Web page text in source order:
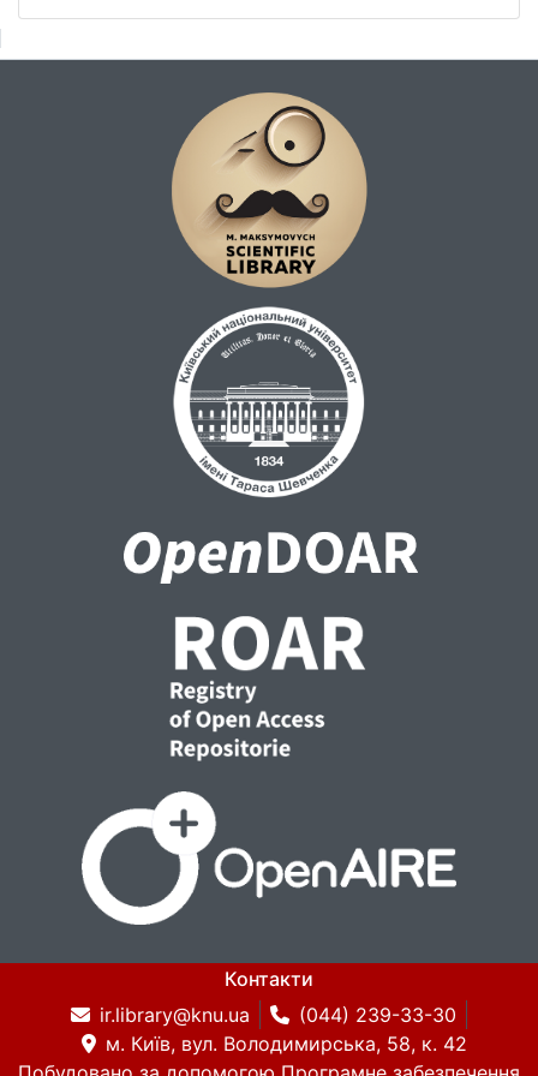
станів; а також перехресних до дискурсу
сфер когнітивістики, нейронаук тощо,
Контакти
ir.library@knu.ua
(044) 239-33-30
м. Київ, вул. Володимирська, 58, к. 42